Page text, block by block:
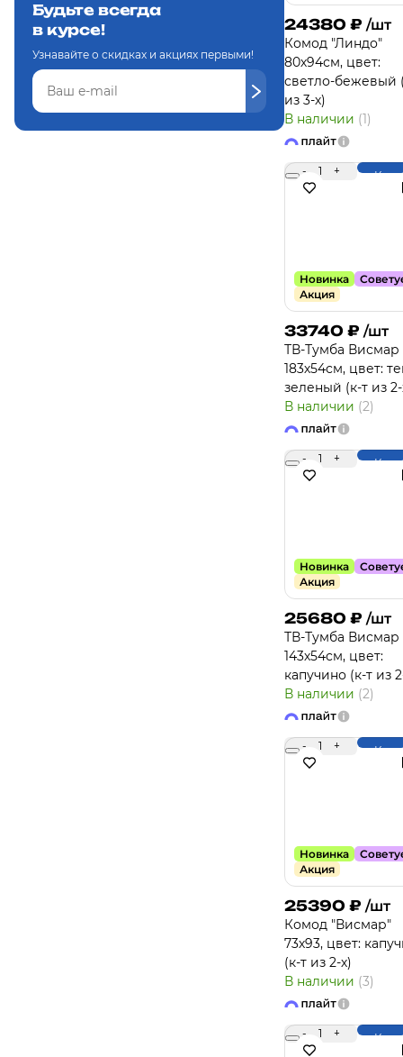
Будьте всегда
в курсе!
Узнавайте о скидках и акциях первыми!
24380 ₽ /шт
Комод "Линдо"
80х94см, цвет:
светло-бежевый
из 3-х)
В наличии (1)
- 1 +
Новинка
Акция
33740 ₽ /шт
ТВ-Тумба Висмар
183х54см, цвет:
зеленый (к-т из
В наличии (2)
- 1 +
Новинка
Акция
25680 ₽ /шт
ТВ-Тумба Висмар
143х54см, цвет:
капучино (к-т из
В наличии (2)
- 1 +
Новинка
Акция
25390 ₽ /шт
Комод "Висмар"
73х93, цвет:
(к-т из 2-х)
В наличии (3)
- 1 +